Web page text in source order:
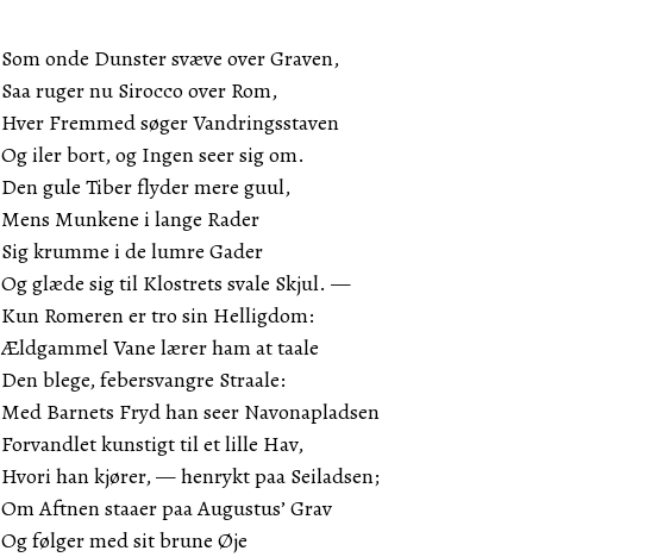
Som onde Dunster svæve over Graven,
Saa ruger nu Sirocco over Rom,
Hver Fremmed søger Vandringsstaven
Og iler bort, og Ingen seer sig om.
Den gule Tiber flyder mere guul,
Mens Munkene i lange Rader
Sig krumme i de lumre Gader
Og glæde sig til Klostrets svale Skjul. —
Kun Romeren er tro sin Helligdom:
Ældgammel Vane lærer ham at taale
Den blege, febersvangre Straale:
Med Barnets Fryd han seer Navonapladsen
Forvandlet kunstigt til et lille Hav,
Hvori han kjører, — henrykt paa Seiladsen;
Om Aftnen staaer paa Augustus’ Grav
Og følger med sit brune Øje